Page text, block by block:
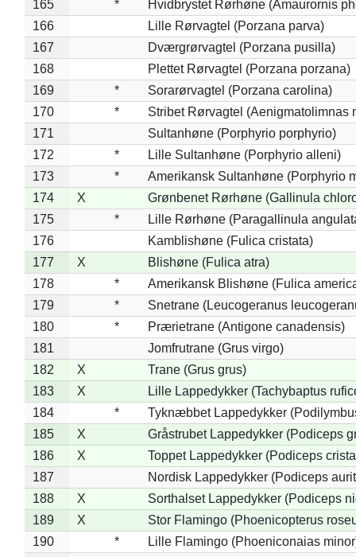
165
*
Hvidbrystet Rørhøne (Amaurornis
166
Lille Rørvagtel (Porzana parva)
167
Dværgrørvagtel (Porzana pusilla)
168
Plettet Rørvagtel (Porzana porzana)
169
*
Sorarørvagtel (Porzana carolina)
170
*
Stribet Rørvagtel (Aenigmatolimnas
171
Sultanhøne (Porphyrio porphyrio)
172
*
Lille Sultanhøne (Porphyrio alleni)
173
*
Amerikansk Sultanhøne (Porphyrio
174
X
Grønbenet Rørhøne (Gallinula
175
*
Lille Rørhøne (Paragallinula
176
Kamblishøne (Fulica cristata)
177
X
Blishøne (Fulica atra)
178
*
Amerikansk Blishøne (Fulica
179
*
Snetrane (Leucogeranus
180
*
Prærietrane (Antigone canadensis)
181
Jomfrutrane (Grus virgo)
182
X
Trane (Grus grus)
183
X
Lille Lappedykker (Tachybaptus
184
*
Tyknæbbet Lappedykker
185
X
Gråstrubet Lappedykker (Podiceps
186
X
Toppet Lappedykker (Podiceps
187
Nordisk Lappedykker (Podiceps
188
X
Sorthalset Lappedykker (Podiceps
189
X
Stor Flamingo (Phoenicopterus
190
*
Lille Flamingo (Phoeniconaias